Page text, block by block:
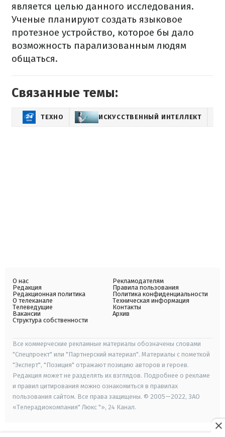
является целью данного исследования.
Ученые планируют создать языковое
протезное устройство, которое бы дало
возможность парализованным людям
общаться.
Связанные темы:
ТЕХНО ИСКУССТВЕННЫЙ ИНТЕЛЛЕКТ
О нас
Редакция
Редакционная политика
О телеканале
Телеведущие
Вакансии
Структура собственности
Рекламодателям
Правила пользования
Политика конфиденциальности
Техническая информация
Контакты
Архив
Все коммерческие рекламные материалы обозначены словами
"Спецпроект" или "Партнерский материал". Материалы с пометкой
"Эксперт", "Позиция" отражают позицию авторов и героев.
Редакция может не разделять их взглядов. Подробнее о рекламе
и правил цитирования можно ознакомиться в правилах
пользования сайтом. Все права защищены. © 2005—2022, ЗАО
«Телерадиокомпания" Люкс "», 24 Канал.